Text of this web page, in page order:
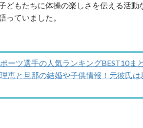
どもたちに体操の楽しさを伝える活
っていました。
ーツ選手の人気ランキングBEST10ま
恵と旦那の結婚や子供情報！元彼氏